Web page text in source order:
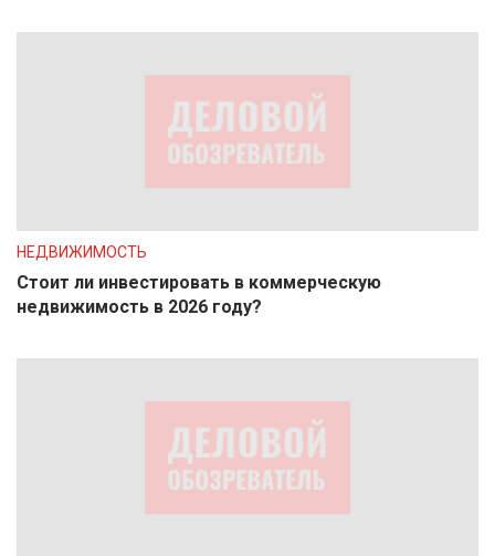
НЕДВИЖИМОСТЬ
Стоит ли инвестировать в коммерческую
недвижимость в 2026 году?